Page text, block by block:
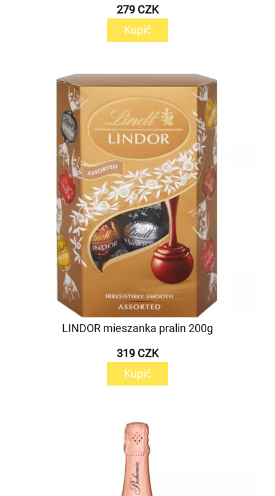
279 CZK
Kupić
LINDOR mieszanka pralin 200g
319 CZK
Kupić